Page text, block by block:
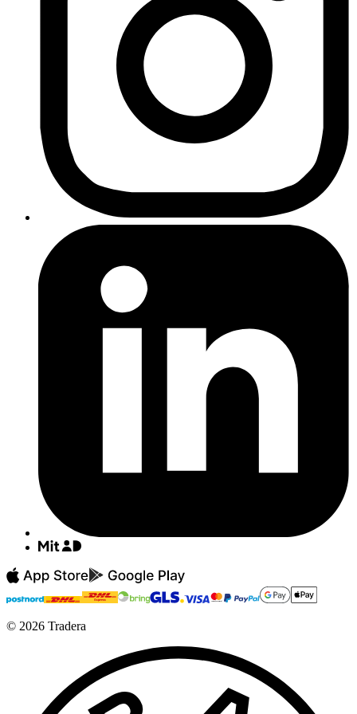
© 2026 Tradera